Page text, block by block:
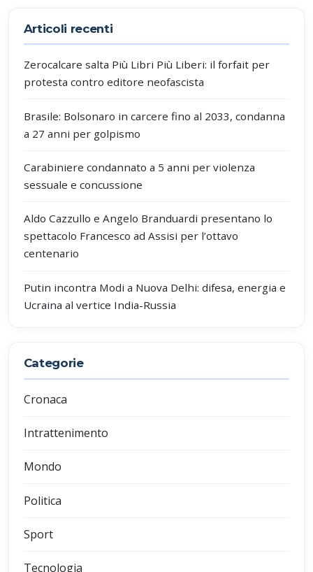
Articoli recenti
Zerocalcare salta Più Libri Più Liberi: il forfait per
protesta contro editore neofascista
Brasile: Bolsonaro in carcere fino al 2033, condanna
a 27 anni per golpismo
Carabiniere condannato a 5 anni per violenza
sessuale e concussione
Aldo Cazzullo e Angelo Branduardi presentano lo
spettacolo Francesco ad Assisi per l’ottavo
centenario
Putin incontra Modi a Nuova Delhi: difesa, energia e
Ucraina al vertice India-Russia
Categorie
Cronaca
Intrattenimento
Mondo
Politica
Sport
Tecnologia